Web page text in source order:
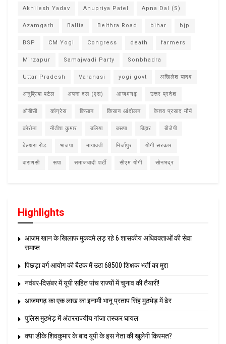
Akhilesh Yadav Anupriya Patel Apna Dal (S)
Azamgarh Ballia Belthra Road bihar bjp
BSP CM Yogi Congress death farmers
Mirzapur Samajwadi Party Sonbhadra
Uttar Pradesh Varanasi yogi govt अखिलेश यादव
अनुप्रिया पटेल अपना दल (एस) आजमगढ़ उत्तर प्रदेश
ओबीसी कांग्रेस किसान किसान आंदोलन केशव प्रसाद मौर्य
कोरोना नीतीश कुमार बलिया बसपा बिहार बीजेपी
बेल्थरा रोड भाजपा मायावती मिर्जापुर योगी सरकार
वाराणसी सपा समाजवादी पार्टी सीएम योगी सोनभद्र
Highlights
आजम खान के खिलाफ मुकदमे लड़ रहे 6 शासकीय अधिवक्ताओं की सेवा
समाप्त
पिछड़ा वर्ग आयोग की बैठक में उठा 68500 शिक्षक भर्ती का मुद्दा
नवंबर-दिसंबर में यूपी सहित पांच राज्यों में चुनाव की तैयारी!
आजमगढ़ का एक लाख का इनामी भानू प्रताप सिंह मुठभेड़ में ढेर
पुलिस मुठभेड़ में अंतरराज्यीय गांजा तस्कर घायल
क्या डीके शिवकुमार के बाद यूपी के इस नेता की खुलेगी किस्मत?